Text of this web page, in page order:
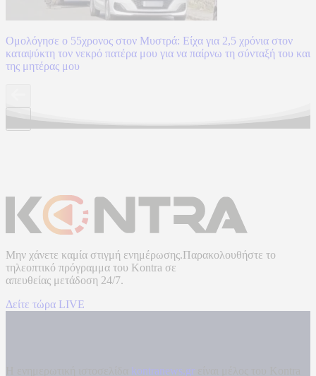
Ομολόγησε ο 55χρονος στον Μυστρά: Είχα για 2,5 χρόνια στον
καταψύκτη τον νεκρό πατέρα μου για να παίρνω τη σύνταξή του και
της μητέρας μου
Μην χάνετε καμία στιγμή ενημέρωσης.Παρακολουθήστε το
τηλεοπτικό πρόγραμμα του Kontra σε
απευθείας μετάδοση 24/7.
Δείτε τώρα LIVE
kontranews.gr